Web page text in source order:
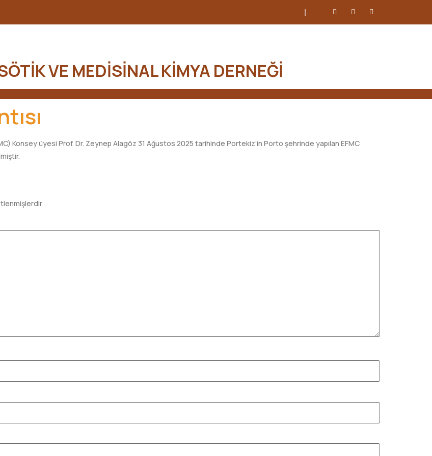
I
VE MEDİSİNAL KİMYA DERNEĞİ
Konsey üyesi Prof. Dr. Zeynep Alagöz 31 Ağustos 2025 tarihinde Portekiz’in Porto şehrinde yapılan EFMC